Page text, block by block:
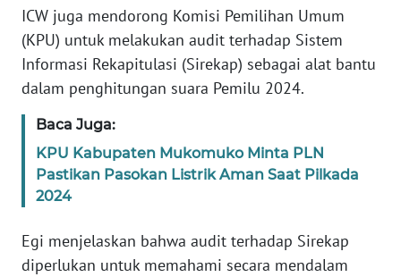
ICW juga mendorong Komisi Pemilihan Umum
(KPU) untuk melakukan audit terhadap Sistem
Informasi Rekapitulasi (Sirekap) sebagai alat bantu
dalam penghitungan suara Pemilu 2024.
Baca Juga:
KPU Kabupaten Mukomuko Minta PLN
Pastikan Pasokan Listrik Aman Saat Pilkada
2024
Egi menjelaskan bahwa audit terhadap Sirekap
diperlukan untuk memahami secara mendalam
Wahana
News
Regional
WN
WN
JAKARTA
JABAR